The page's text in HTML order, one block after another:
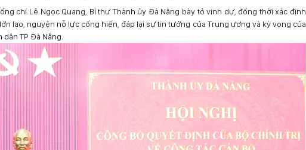
chí Lê Ngọc Quang, Bí thư Thành ủy Đà Nẵng bày tỏ vinh dự, đồng thời xác định
lao, nguyện nỗ lực cống hiến, đáp lại sự tin tưởng của Trung ương và kỳ vọng của
TP Đà Nẵng.